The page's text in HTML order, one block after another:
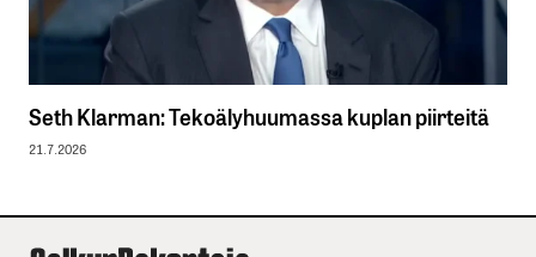
Seth Klarman: Tekoälyhuumassa kuplan piirteitä
21.7.2026